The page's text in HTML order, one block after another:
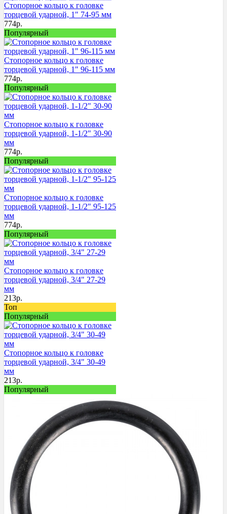
Стопорное кольцо к головке
торцевой ударной, 1" 74-95 мм
774р.
Популярный
Стопорное кольцо к головке
торцевой ударной, 1" 96-115 мм
774р.
Популярный
Стопорное кольцо к головке
торцевой ударной, 1-1/2" 30-90
мм
774р.
Популярный
Стопорное кольцо к головке
торцевой ударной, 1-1/2" 95-125
мм
774р.
Популярный
Стопорное кольцо к головке
торцевой ударной, 3/4" 27-29
мм
213р.
Топ
Популярный
Стопорное кольцо к головке
торцевой ударной, 3/4" 30-49
мм
213р.
Популярный